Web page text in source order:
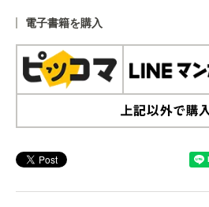
電子書籍を購入